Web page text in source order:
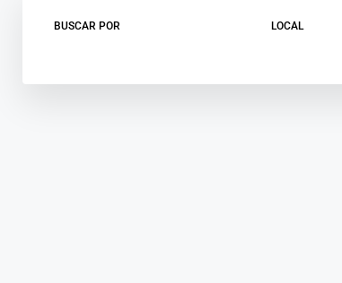
BUSCAR POR LOCAL